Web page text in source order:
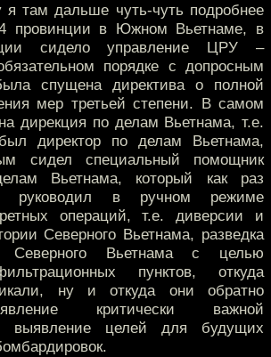
я там дальше чуть-чуть подробнее
провинции в Южном Вьетнаме, в
сидело управление ЦРУ –
порядке с допросным
спущена директива о полной
мер третьей степени. В самом
дирекция по делам Вьетнама, т.е.
был директор по делам Вьетнама,
сидел специальный помощник
Вьетнама, который как раз
руководил в ручном режиме
операций, т.е. диверсии и
Северного Вьетнама, разведка
Северного Вьетнама с целью
пунктов, откуда
ну и откуда они обратно
критически важной
выявление целей для будущих